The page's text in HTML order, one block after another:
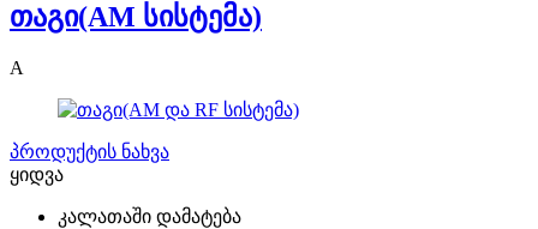
თაგი(AM სისტემა)
A
პროდუქტის ნახვა
ყიდვა
კალათაში დამატება